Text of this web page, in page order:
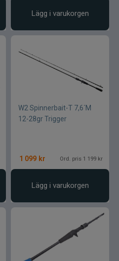
Lägg i varukorgen
W2 Spinnerbait-T 7,6´M
12-28gr Trigger
1 099 kr Ord. pris 1 199 kr
Lägg i varukorgen